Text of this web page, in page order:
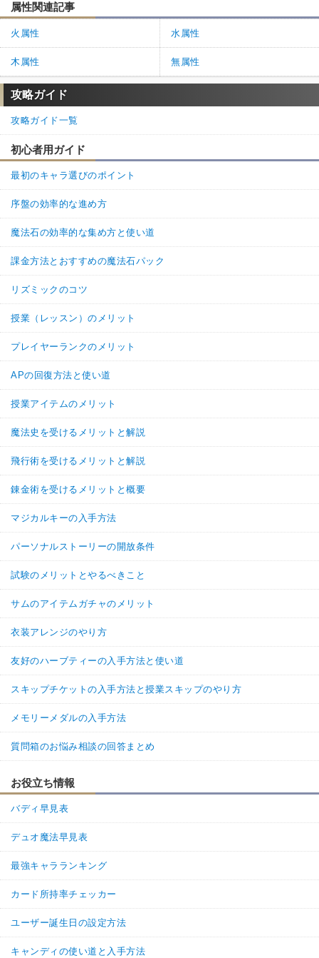
属性関連記事
火属性 水属性
木属性 無属性
攻略ガイド
攻略ガイド一覧
初心者用ガイド
最初のキャラ選びのポイント
序盤の効率的な進め方
魔法石の効率的な集め方と使い道
課金方法とおすすめの魔法石パック
リズミックのコツ
授業（レッスン）のメリット
プレイヤーランクのメリット
APの回復方法と使い道
授業アイテムのメリット
魔法史を受けるメリットと解説
飛行術を受けるメリットと解説
錬金術を受けるメリットと概要
マジカルキーの入手方法
パーソナルストーリーの開放条件
試験のメリットとやるべきこと
サムのアイテムガチャのメリット
衣装アレンジのやり方
友好のハーブティーの入手方法と使い道
スキップチケットの入手方法と授業スキップのやり方
メモリーメダルの入手方法
質問箱のお悩み相談の回答まとめ
お役立ち情報
バディ早見表
デュオ魔法早見表
最強キャラランキング
カード所持率チェッカー
ユーザー誕生日の設定方法
キャンディの使い道と入手方法